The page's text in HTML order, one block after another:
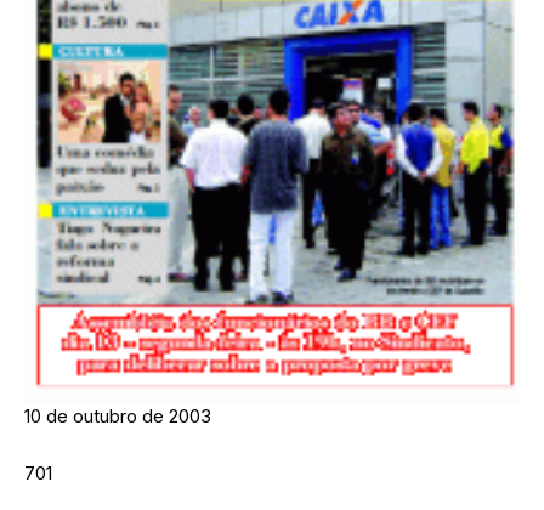
10 de outubro de 2003
701